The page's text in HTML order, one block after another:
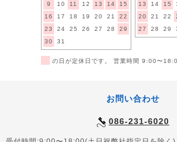
9
10 11 12 13 14
15
16
17 18 19 20 21
22
23
24 25 26 27 28
29
30
31
13
14 15
20
21 22
27
28 29
の日が定休日です。 営業時間 9:00〜
お問い合わせ
086-231-6020